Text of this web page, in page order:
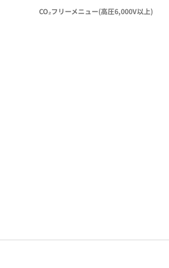
CO₂フリーメニュー(高圧6,000V以上)